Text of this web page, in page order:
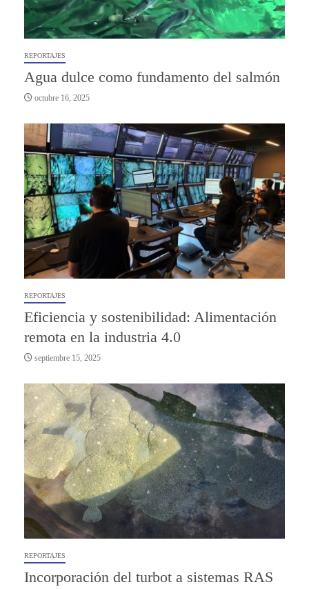
REPORTAJES
Agua dulce como fundamento del salmón
octubre 16, 2025
REPORTAJES
Eficiencia y sostenibilidad: Alimentación
remota en la industria 4.0
septiembre 15, 2025
REPORTAJES
Incorporación del turbot a sistemas RAS